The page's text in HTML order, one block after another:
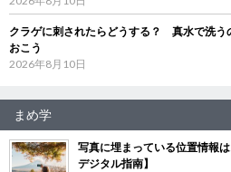
クラゲに刺されたらどうする？ 真水で洗う
おこう
2026年8月10日
まめ学
写真に埋まっている位置情報
デジタル指南】